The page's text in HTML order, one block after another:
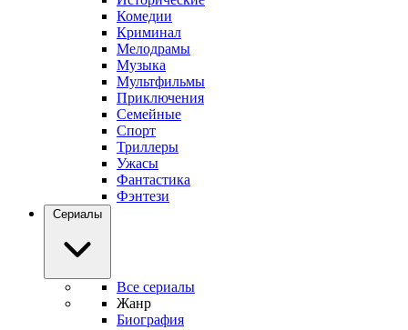
Комедии
Криминал
Мелодрамы
Музыка
Мультфильмы
Приключения
Семейные
Спорт
Триллеры
Ужасы
Фантастика
Фэнтези
Сериалы
Все сериалы
Жанр
Биография